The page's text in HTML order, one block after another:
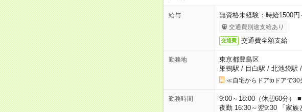
給与 無資格未経験：時給1500
交通費別途支給あり
交通費 交通費全額支給
勤務地
東京都豊島区
巣鴨駅 / 目白駅 / 北池袋駅 /
≪自宅からドアtoドアで30
勤務時間
9:00～18:00（休憩60分）
夜勤 16:30～翌9:30 「家